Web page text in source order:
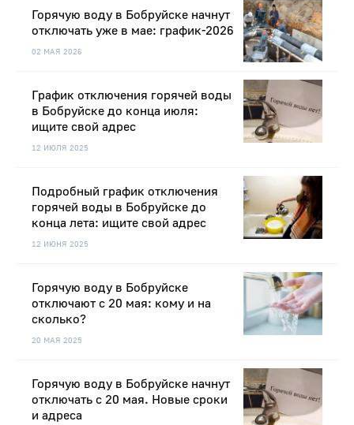
02 МАЯ 2026
Горячую воду в Бобруйске начнут
отключать уже в мае: график-2026
12 ИЮЛЯ 2025
График отключения горячей воды
в Бобруйске до конца июля:
ищите свой адрес
12 ИЮНЯ 2025
Подробный график отключения
горячей воды в Бобруйске до
конца лета: ищите свой адрес
20 МАЯ 2025
Горячую воду в Бобруйске
отключают с 20 мая: кому и на
сколько?
Горячую воду в Бобруйске начнут
отключать с 20 мая. Новые сроки
и адреса